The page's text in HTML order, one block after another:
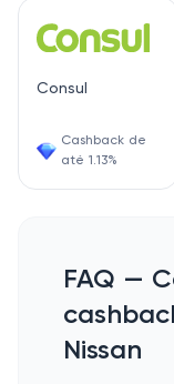
Consul
Cashback de
até 1.13%
FAQ —
Nissan